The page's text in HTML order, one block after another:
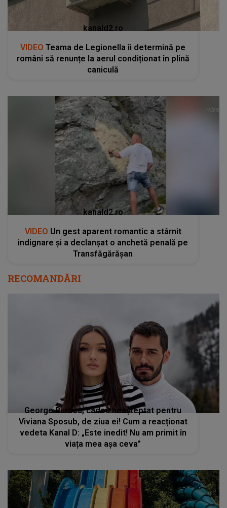
kanald2.ro
VIDEO Teama de Legionella îi determină pe
români să renunțe la aerul condiționat în plină
caniculă
kanald2.ro
VIDEO Un gest aparent romantic a stârnit
indignare și a declanșat o anchetă penală pe
Transfăgărășan
RECOMANDĂRI
George Burcea, cadou neașteptat pentru
Viviana Sposub, de ziua ei! Cum a reacționat
vedeta Kanal D: „Este inedit! Nu am primit în
viața mea așa ceva”